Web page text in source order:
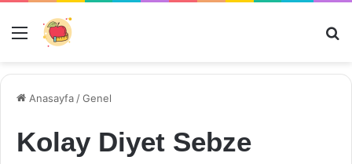
Menü
Anasayfa /Genel
Kolay Diyet Sebze